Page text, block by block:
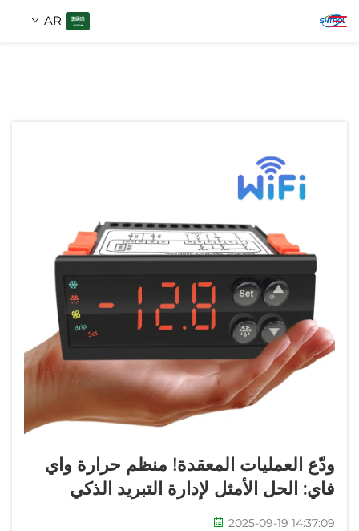
AR
اتصل بنا
ودّع العمليات المعقدة! منظم حرارة واي
فاي: الحل الأمثل لإدارة التبريد الذكي
2025-09-19 14:37:09